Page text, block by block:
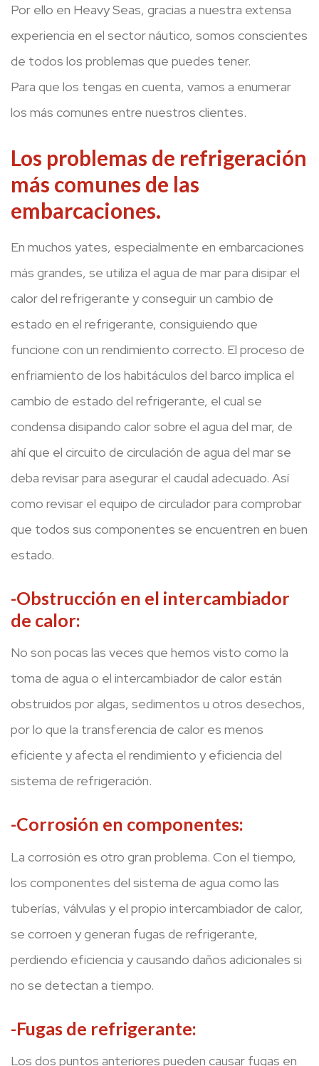
Por ello en Heavy Seas, gracias a nuestra extensa
experiencia en el sector náutico, somos conscientes
de todos los problemas que puedes tener.
Para que los tengas en cuenta, vamos a enumerar
los más comunes entre nuestros clientes.
Los problemas de refrigeración
más comunes de las
embarcaciones.
En muchos yates, especialmente en embarcaciones
más grandes, se utiliza el agua de mar para disipar el
calor del refrigerante y conseguir un cambio de
estado en el refrigerante, consiguiendo que
funcione con un rendimiento correcto. El proceso de
enfriamiento de los habitáculos del barco implica el
cambio de estado del refrigerante, el cual se
condensa disipando calor sobre el agua del mar, de
ahí que el circuito de circulación de agua del mar se
deba revisar para asegurar el caudal adecuado. Así
como revisar el equipo de circulador para comprobar
que todos sus componentes se encuentren en buen
estado.
-Obstrucción en el intercambiador
de calor:
No son pocas las veces que hemos visto como la
toma de agua o el intercambiador de calor están
obstruidos por algas, sedimentos u otros desechos,
por lo que la transferencia de calor es menos
eficiente y afecta el rendimiento y eficiencia del
sistema de refrigeración.
-Corrosión en componentes:
La corrosión es otro gran problema. Con el tiempo,
los componentes del sistema de agua como las
tuberías, válvulas y el propio intercambiador de calor,
se corroen y generan fugas de refrigerante,
perdiendo eficiencia y causando daños adicionales si
no se detectan a tiempo.
-Fugas de refrigerante:
Los dos puntos anteriores pueden causar fugas en